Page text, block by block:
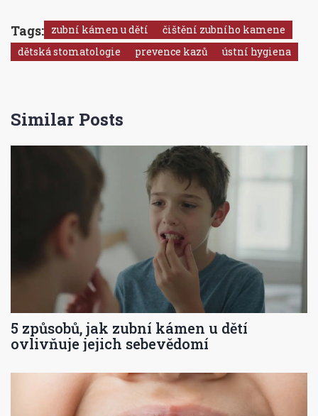
Tags: zubní kámen u dětí
čištění zubního kamene
dětská stomatologie
prevence kazů ústní hygiena
Similar Posts
5 způsobů, jak zubní kámen u dětí
ovlivňuje jejich sebevědomí